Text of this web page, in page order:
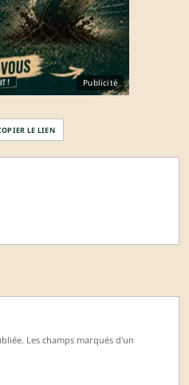
Publicité
LE LIEN
Les champs marqués d'un